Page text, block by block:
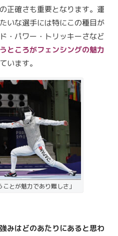
正確さも重要となります。運
いな選手には特にこの種目が
・パワー・トリッキーさなど
ところがフェンシングの魅力
います。
ことが魅力であり難しさ」
みはどのあたりにあると思わ